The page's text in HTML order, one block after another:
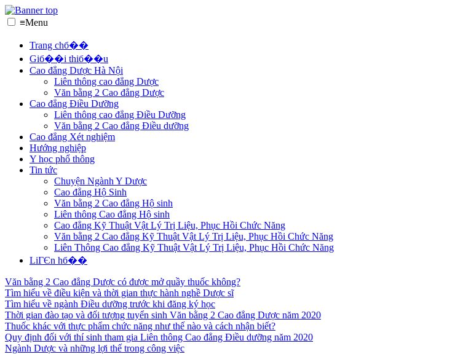
≡Menu
Trang chб��
Giб��i thiб��u
Cao đẳng Dược Hà Nội
Liên thông cao đẳng Dược
Văn bằng 2 Cao đẳng Dược
Cao đẳng Điều Dưỡng
Liên thông cao đẳng Điều Dưỡng
Văn bằng 2 Cao đẳng Điều dưỡng
Cao đẳng Xét nghiệm
Hướng nghiệp
Y học phổ thông
Tin tức
Chuyện Ngành Y Dược
Cao đẳng Hộ Sinh
Văn bằng 2 Cao đẳng Hộ sinh
Liên thông Cao đẳng Hộ sinh
Cao đẳng Kỹ Thuật Vật Lý Trị Liệu, Phục Hồi Chức Năng
Văn bằng 2 Cao đẳng Kỹ Thuật Vật Lý Trị Liệu, Phục Hồi Chức Năng
Liên Thông Cao đẳng Kỹ Thuật Vật Lý Trị Liệu, Phục Hồi Chức Năng
LiГЄn hб��
Văn bằng 2 Cao đẳng Dược có được mở quầy thuốc không?
Tìm hiểu về điều kiện và thời gian thực hành nghề Dược sĩ
Tìm hiểu về ngành Điều dưỡng trước khi đăng ký học
Thời gian đào tạo và đối tượng tuyển sinh Văn bằng 2 Cao đẳng Dược năm 2020
Thuốc khác với thực phẩm chức năng như thế nào và cách nhận biết?
Quy định đối với thí sinh tham gia Liên thông Cao đẳng Điều dưỡng năm 2020
Ngành Dược và những lợi thế trong công việc